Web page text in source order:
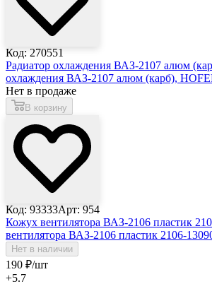
Код: 270551
Радиатор охлаждения ВАЗ-2107 алюм
охлаждения ВАЗ-2107 алюм (карб),
Нет в продаже
В корзину
Код: 93333Арт: 954
Кожух вентилятора ВАЗ-2106 пластик
вентилятора ВАЗ-2106 пластик 2106-
Нет в наличии
190 ₽/шт
+5.7